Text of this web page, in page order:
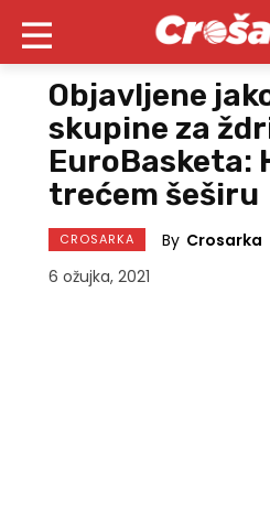
Objavljene
skupine za
EuroBasketa:
trećem šeširu
CROSARKA By Crosarka
6 ožujka, 2021